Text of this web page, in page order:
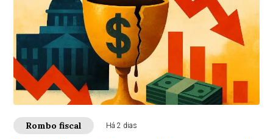
Rombo fiscal Há 2 dias